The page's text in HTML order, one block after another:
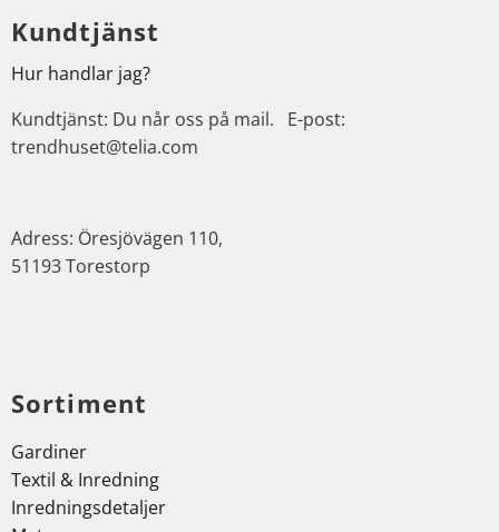
Kundtjänst
Hur handlar jag?
Kundtjänst: Du når oss på mail. E-post:
trendhuset@telia.com
Adress: Öresjövägen 110,
51193 Torestorp
Sortiment
Gardiner
Textil & Inredning
Inredningsdetaljer